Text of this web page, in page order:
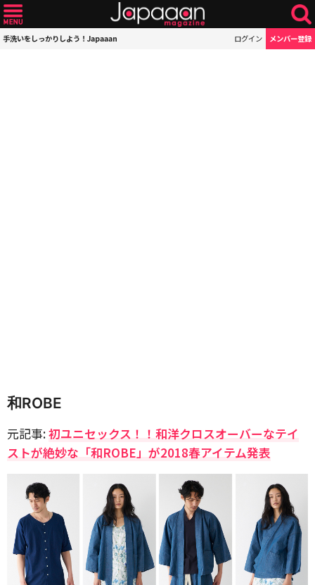
手洗いをしっかりしよう！Japaaan ログイン メンバー登録
和ROBE
元記事:初ユニセックス！！和洋クロスオーバーなテイ
ストが絶妙な「和ROBE」が2018春アイテム発表